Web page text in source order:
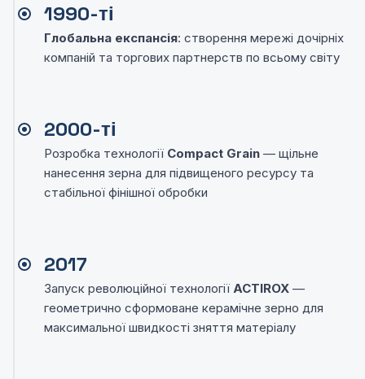
1990-ті
Глобальна експансія: створення мережі дочірніх
компаній та торгових партнерств по всьому світу
2000-ті
Розробка технології Compact Grain — щільне
нанесення зерна для підвищеного ресурсу та
стабільної фінішної обробки
2017
Запуск революційної технології ACTIROX —
геометрично сформоване керамічне зерно для
максимальної швидкості зняття матеріалу